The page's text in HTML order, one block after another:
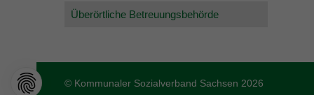
Überörtliche Betreuungsbehörde
© Kommunaler Sozialverband Sachsen 2026